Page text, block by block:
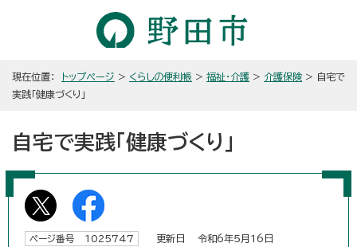
現在位置： トップページ > くらしの便利帳 > 福祉・介護 > 介護保険 > 自宅で
実践「健康づくり」
自宅で実践「健康づくり」
ページ番号 1025747 更新日 令和6年5月16日